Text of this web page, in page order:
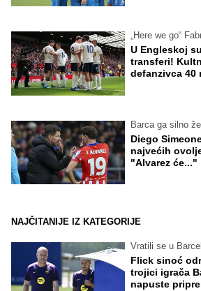
„Here we go“
U Engleskoj
transferi!
defanzivca 40
Barca ga silno
Diego
najvećih
"Alvarez će..."
NAJČITANIJE IZ KATEGORIJE
Vratili se u
Flick sinoć
trojici igrača
napuste